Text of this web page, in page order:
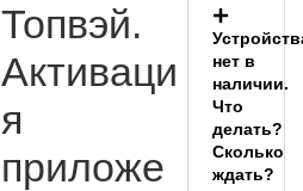
Топвэй.
Активаци
я
приложе
нет в
наличии.
Что
делать?
Сколько
ждать?